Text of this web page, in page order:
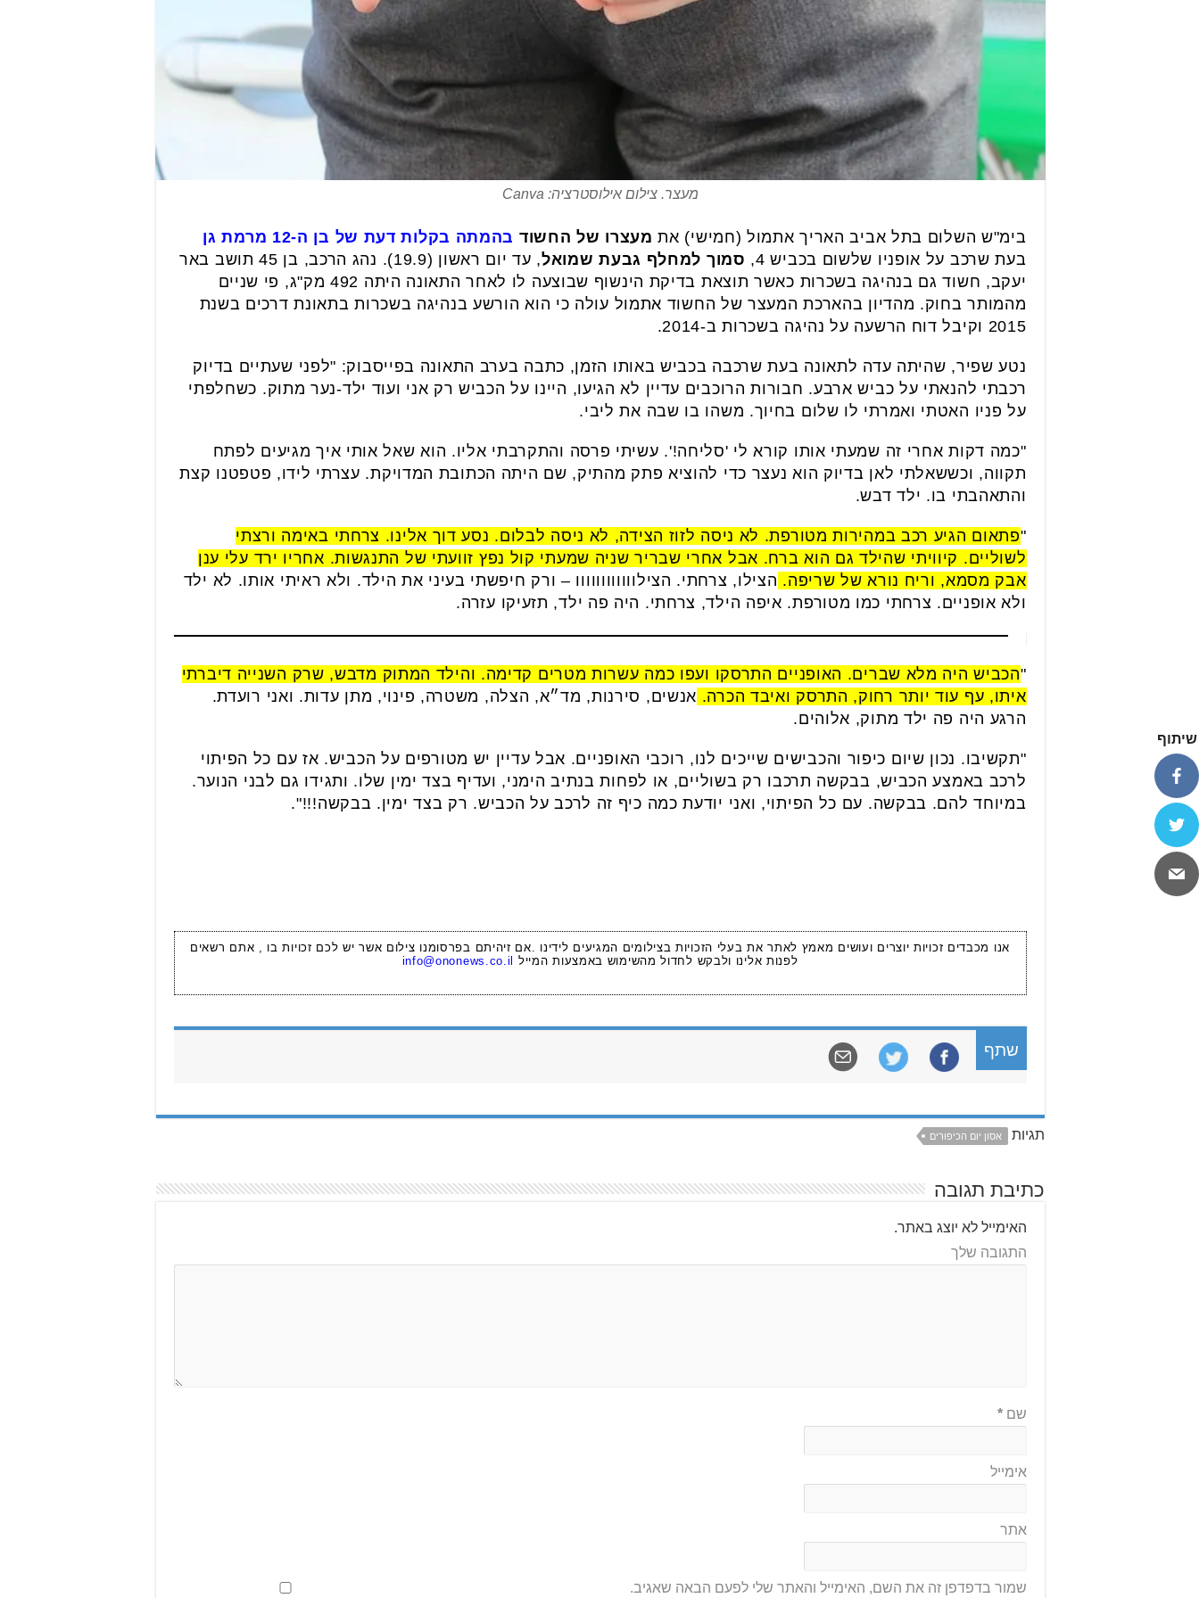
מעצר. צילום אילוסטרציה: Canva
בימ"ש השלום בתל אביב האריך אתמול (חמישי) את מעצרו של החשוד בהמתה בקלות דעת של בן ה-12 מרמת גן
בעת שרכב על אופניו שלשום בכביש 4,
סמוך למחלף גבעת שמואל
, עד יום ראשון (19.9). נהג הרכב, בן 45 תושב באר
יעקב, חשוד גם בנהיגה בשכרות כאשר תוצאת בדיקת הינשוף שבוצעה לו לאחר התאונה היתה 492 מק"ג, פי שניים
מהמותר בחוק. מהדיון בהארכת המעצר של החשוד אתמול עולה כי הוא הורשע בנהיגה בשכרות בתאונת דרכים בשנת
2015 וקיבל דוח הרשעה על נהיגה בשכרות ב-2014.
נטע שפיר, שהיתה עדה לתאונה בעת שרכבה בכביש באותו הזמן, כתבה בערב התאונה בפייסבוק: "לפני שעתיים בדיוק
רכבתי להנאתי על כביש ארבע. חבורות הרוכבים עדיין לא הגיעו, היינו על הכביש רק אני ועוד ילד-נער מתוק. כשחלפתי
על פניו האטתי ואמרתי לו שלום בחיוך. משהו בו שבה את ליבי.
"כמה דקות אחרי זה שמעתי אותו קורא לי 'סליחה!'. עשיתי פרסה והתקרבתי אליו. הוא שאל אותי איך מגיעים לפתח
תקווה, וכששאלתי לאן בדיוק הוא נעצר כדי להוציא פתק מהתיק, שם היתה הכתובת המדויקת. עצרתי לידו, פטפטנו קצת
והתאהבתי בו. ילד דבש.
"פתאום הגיע רכב במהירות מטורפת. לא ניסה לזוז הצידה, לא ניסה לבלום. נסע דוך אלינו. צרחתי באימה ורצתי
לשוליים. קיוויתי שהילד גם הוא ברח. אבל אחרי שבריר שניה שמעתי קול נפץ זוועתי של התנגשות. אחריו ירד עלי ענן
אבק מסמא, וריח נורא של שריפה. הצילו, צרחתי. הצילוווווווווווו – ורק חיפשתי בעיני את הילד. ולא ראיתי אותו. לא ילד
ולא אופניים. צרחתי כמו מטורפת. איפה הילד, צרחתי. היה פה ילד, תזעיקו עזרה.
"הכביש היה מלא שברים. האופניים התרסקו ועפו כמה עשרות מטרים קדימה. והילד המתוק מדבש, שרק השנייה דיברתי
איתו, עף עוד יותר רחוק, התרסק ואיבד הכרה. אנשים, סירנות, מד״א, הצלה, משטרה, פינוי, מתן עדות. ואני רועדת.
הרגע היה פה ילד מתוק, אלוהים.
"תקשיבו. נכון שיום כיפור והכבישים שייכים לנו, רוכבי האופניים. אבל עדיין יש מטורפים על הכביש. אז עם כל הפיתוי
לרכב באמצע הכביש, בבקשה תרכבו רק בשוליים, או לפחות בנתיב הימני, ועדיף בצד ימין שלו. ותגידו גם לבני הנוער.
במיוחד להם. בבקשה. עם כל הפיתוי, ואני יודעת כמה כיף זה לרכב על הכביש. רק בצד ימין. בבקשה!!!".
אנו מכבדים זכויות יוצרים ועושים מאמץ לאתר את בעלי הזכויות בצילומים המגיעים לידינו .אם זיהיתם בפרסומנו צילום אשר יש לכם זכויות בו , אתם רשאים
לפנות אלינו ולבקש לחדול מהשימוש באמצעות המייל
info@ononews.co.il
שתף
תגיות אסון יום הכיפורים
כתיבת תגובה
האימייל לא יוצג באתר.
התגובה שלך
שם*
אימייל
אתר
שמור בדפדפן זה את השם, האימייל והאתר שלי לפעם הבאה שאגיב.
שיתוף